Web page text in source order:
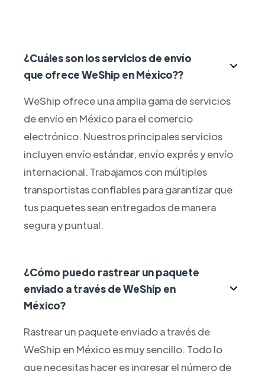
¿Cuáles son los servicios de envío
que ofrece WeShip en México??
WeShip ofrece una amplia gama de servicios
de envío en México para el comercio
electrónico. Nuestros principales servicios
incluyen envío estándar, envío exprés y envío
internacional. Trabajamos con múltiples
transportistas confiables para garantizar que
tus paquetes sean entregados de manera
segura y puntual.
¿Cómo puedo rastrear un paquete
enviado a través de WeShip en
México?
Rastrear un paquete enviado a través de
WeShip en México es muy sencillo. Todo lo
que necesitas hacer es ingresar el número de